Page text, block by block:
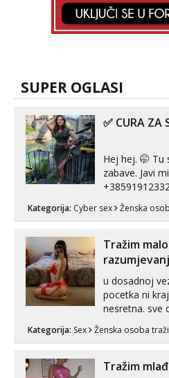
SUPER OGLASI
✅ CURA ZA
Hej hej. 🤭 Tu
zabave. Javi
Whatsapp). 🤙 NE javljaj se na uzivo.
Hvala.
Kategorija: Cyber sex Ženska
Tražim
u dosadnoj
pocetka ni
nesretna. sve
zadovoljiti
volim njezan
Kategorija: Sex Ženska osoba
Tražim